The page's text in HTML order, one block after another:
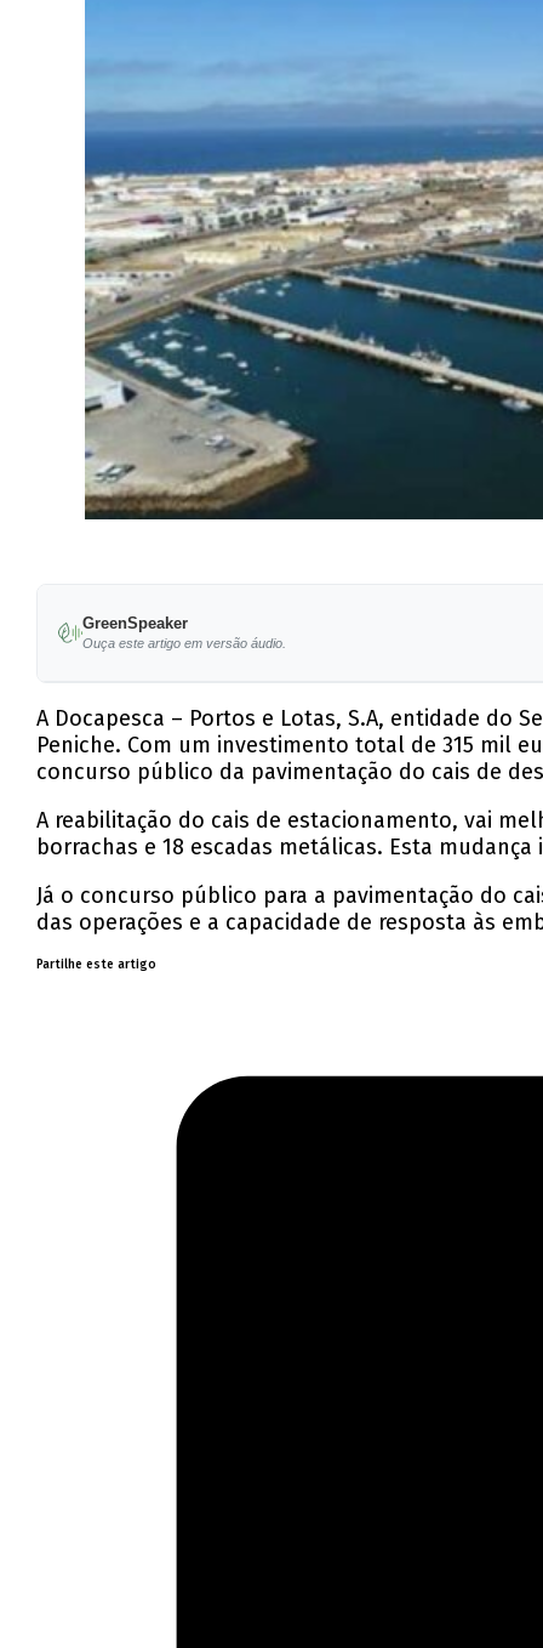
GreenSpeaker
Ouça este artigo em versão áudio.
A Docapesca – Portos e Lotas, S.A, entidade do
Peniche. Com um investimento total de 315 mil
concurso público da pavimentação do cais de
A reabilitação do cais de estacionamento, vai
borrachas e 18 escadas metálicas. Esta
Já o concurso público para a pavimentação do
das operações e a capacidade de resposta às
Partilhe este artigo